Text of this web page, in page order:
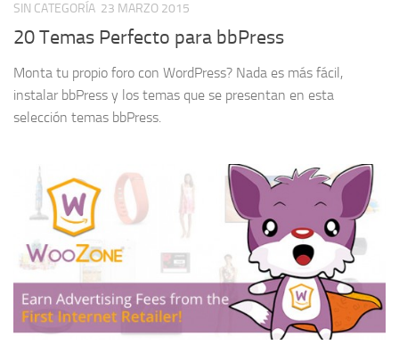
SIN CATEGORÍA 23 MARZO 2015
20 Temas Perfecto para bbPress
Monta tu propio foro con WordPress? Nada es más fácil,
instalar bbPress y los temas que se presentan en esta
selección temas bbPress.